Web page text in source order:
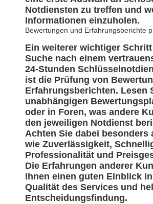
Notdiensten zu treffen und
Informationen einzuholen.
Bewertungen und Erfahrungsberichte
Ein weiterer wichtiger
Suche nach einem
24-Stunden
ist die Prüfung von
Erfahrungsberichten. Lesen
unabhängigen
oder in Foren, was andere
den jeweiligen Notdienst
Achten Sie dabei besonders
wie Zuverlässigkeit,
Professionalität und
Die Erfahrungen anderer
Ihnen einen guten Einblick
Qualität des Services und
Entscheidungsfindung.